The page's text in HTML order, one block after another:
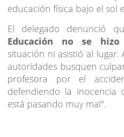
educación física bajo el sol
El delegado denunció
Educación
no se hizo
situación ni asistió al lugar.
autoridades busquen
profesora por el
defendiendo la inocencia
está pasando muy mal".